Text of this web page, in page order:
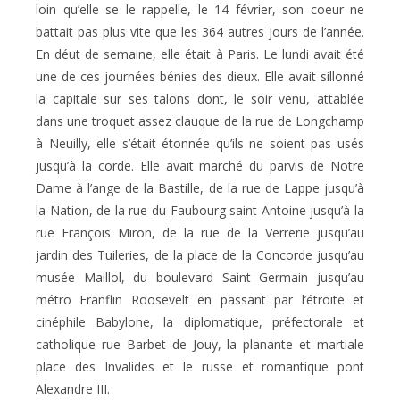
loin qu’elle se le rappelle, le 14 février, son coeur ne
battait pas plus vite que les 364 autres jours de l’année.
En déut de semaine, elle était à Paris. Le lundi avait été
une de ces journées bénies des dieux. Elle avait sillonné
la capitale sur ses talons dont, le soir venu, attablée
dans une troquet assez clauque de la rue de Longchamp
à Neuilly, elle s’était étonnée qu’ils ne soient pas usés
jusqu’à la corde. Elle avait marché du parvis de Notre
Dame à l’ange de la Bastille, de la rue de Lappe jusqu’à
la Nation, de la rue du Faubourg saint Antoine jusqu’à la
rue François Miron, de la rue de la Verrerie jusqu’au
jardin des Tuileries, de la place de la Concorde jusqu’au
musée Maillol, du boulevard Saint Germain jusqu’au
métro Franflin Roosevelt en passant par l’étroite et
cinéphile Babylone, la diplomatique, préfectorale et
catholique rue Barbet de Jouy, la planante et martiale
place des Invalides et le russe et romantique pont
Alexandre III.